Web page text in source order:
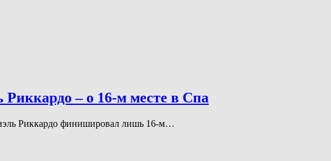
Риккардо – о 16-м месте в Спа
Риккардо финишировал лишь 16-м…